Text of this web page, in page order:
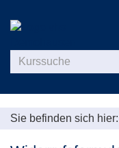
Sie befinden sich hier: